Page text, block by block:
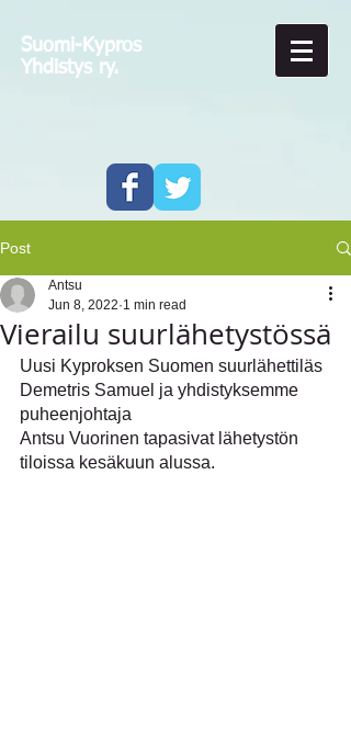
Suomi-Kypros
Yhdistys ry.
Post
Vierailu suurlähetystössä
Antsu
Jun 8, 2022 1 min read
Uusi Kyproksen Suomen suurlähettiläs
Demetris Samuel ja yhdistyksemme
puheenjohtaja
Antsu Vuorinen tapasivat lähetystön
tiloissa kesäkuun alussa.